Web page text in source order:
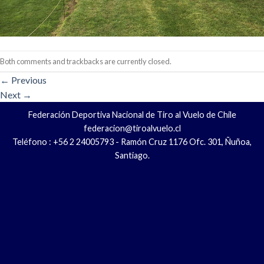
Both comments and trackbacks are currently closed.
← Previous
Next →
Federación Deportiva Nacional de Tiro al Vuelo de Chile
federacion@tiroalvuelo.cl
Teléfono : +56 2 24005793 - Ramón Cruz 1176 Ofc. 301, Ñuñoa,
Santiago.